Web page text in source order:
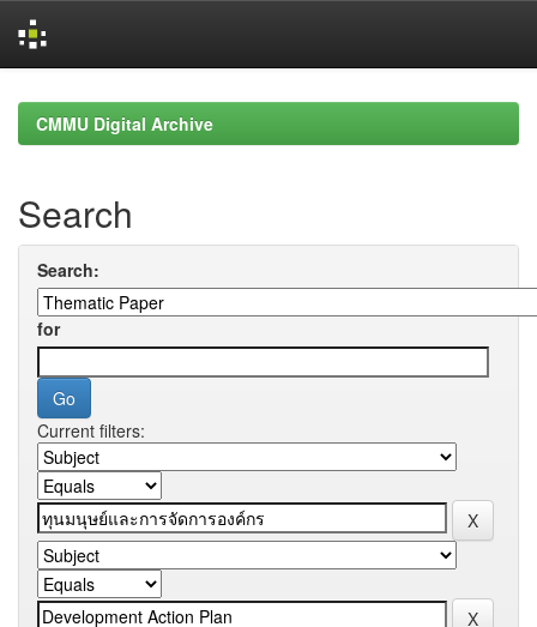
navigationCMMU Digital Archive
Search
Search:
for
Current filters: